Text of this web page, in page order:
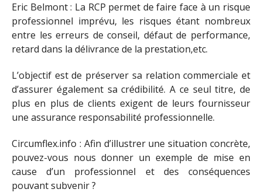
Eric Belmont : La RCP permet de faire face à un risque
professionnel imprévu, les risques étant nombreux
entre les erreurs de conseil, défaut de performance,
retard dans la délivrance de la prestation,etc.
L’objectif est de préserver sa relation commerciale et
d’assurer également sa crédibilité. A ce seul titre, de
plus en plus de clients exigent de leurs fournisseur
une assurance responsabilité professionnelle.
Circumflex.info : Afin d’illustrer une situation concrète,
pouvez-vous nous donner un exemple de mise en
cause d’un professionnel et des conséquences
pouvant subvenir ?